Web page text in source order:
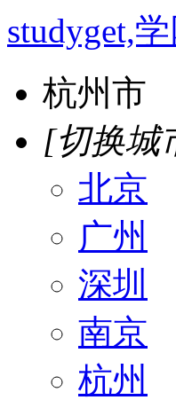
studyget,学
杭州市
[切换城
北京
广州
深圳
南京
杭州